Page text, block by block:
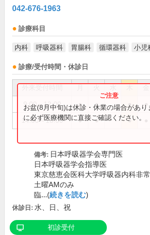
042-676-1963
診療科目
内科 呼吸器科 胃腸科 循環器科 小児
診療/受付時間・休診日
9:00～12:00 ● ● ● ●
14:00～18:00 ● ● ●
お盆(8月中旬)は休診・休業の場合があり
に必ず医療機関に直接ご確認ください。
備考: 日本呼吸器学会専門医
日本呼吸器学会指導医
東京慈恵会医科大学呼吸器内科非
土曜AMのみ
臨...(続きを読む)
休診日: 水、日、祝
初診受付